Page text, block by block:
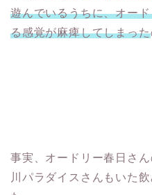
遊んでいるうちに、オー
る感覚が麻痺してしまった
事実、オードリー春日さ
川パラダイスさんもいた